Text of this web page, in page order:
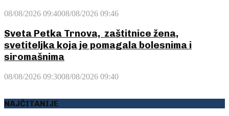
08/08/2026 09:4008/08/2026 09:46
Sveta Petka Trnova, zaštitnice žena,
svetiteljka koja je pomagala bolesnima i
siromašnima
08/08/2026 09:3008/08/2026 09:40
NAJČITANIJE